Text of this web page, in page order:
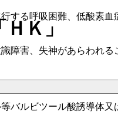
る呼吸困難、低酸素
害、失神があらわれ
ルビツール酸誘導体又
Ｋ」